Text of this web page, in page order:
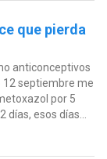
que pierda
anticonceptivos
12 septiembre me
por 5
esos días...